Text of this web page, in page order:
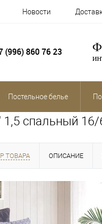
Новости
(996) 860 76 23
Постельное белье
1,5 спальный 16/
ТОВАРА ОПИСАНИЕ